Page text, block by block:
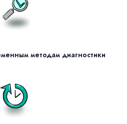
методам диагностики